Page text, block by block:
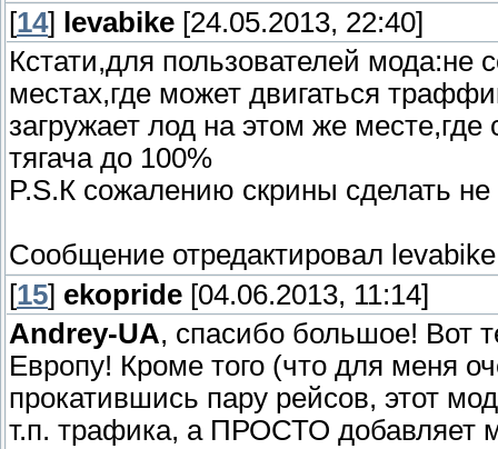
[14] levabike [24.05.2013, 22:40]
Кстати,для пользователей мода:не
местах,где может двигаться
загружает лод на этом же
тягача до 100%
P.S.К сожалению скрины сделать не
Сообщение отредактировал levabike
[15] ekopride [04.06.2013, 11:14]
Andrey-UA, спасибо большое! Вот
Европу! Кроме того (что для меня
прокатившись пару рейсов, этот
т.п. трафика, а ПРОСТО добавляет